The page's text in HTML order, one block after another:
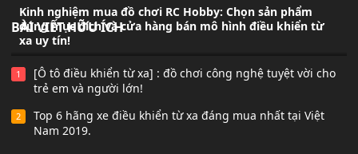
BÀI VIẾT HỮU ÍCH
Kinh nghiệm mua đồ chơi RC Hobby: Chọn sản phẩm
đúng mục đích và cửa hàng bán mô hình điều khiển từ
xa uy tín!
1
[Ô tô điều khiển từ xa] : đồ chơi công nghệ tuyệt vời cho
trẻ em và người lớn!
2
Top 6 hãng xe điều khiển từ xa đáng mua nhất tại Việt
Nam 2019.